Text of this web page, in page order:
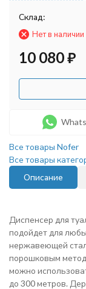
Склад:
Нет в наличии
10 080₽
Все товары Nofer
Все товары
Описание
Диспенсер для
подойдет для
нержавеющей
порошковым
можно
до 300 метров.